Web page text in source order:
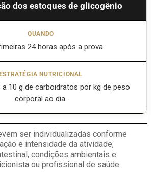
dos estoques de glicogênio
24 horas após a prova
a 10 g de carboidratos por kg de peso
corporal ao dia.
ser individualizadas conforme
e intensidade da atividade,
condições ambientais e
ou profissional de saúde